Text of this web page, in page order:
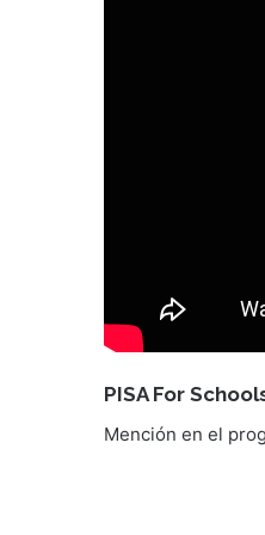
PISA For
Mención en el